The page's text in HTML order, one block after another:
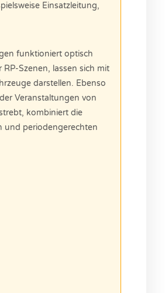
Einsatzleitung,
funktioniert optisch
Szenen, lassen sich mit
darstellen. Ebenso
Veranstaltungen von
kombiniert die
und periodengerechten